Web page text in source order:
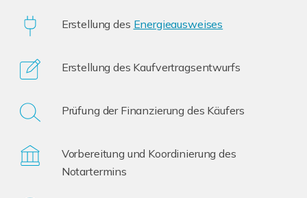
Erstellung des Energieausweises
Erstellung des Kaufvertragsentwurfs
Prüfung der Finanzierung des Käufers
Vorbereitung und Koordinierung des
Notartermins